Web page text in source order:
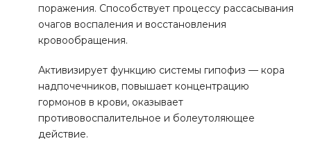
поражения. Способствует процессу рассасывания
очагов воспаления и восстановления
кровообращения.
Активизирует функцию системы гипофиз — кора
надпочечников, повышает концентрацию
гормонов в крови, оказывает
противовоспалительное и болеутоляющее
действие.